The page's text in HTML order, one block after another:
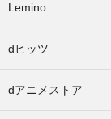
Lemino
dヒッツ
dアニメストア